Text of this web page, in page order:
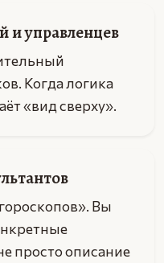
и управленцев
Когда логика
«вид сверху».
Вы
просто описание